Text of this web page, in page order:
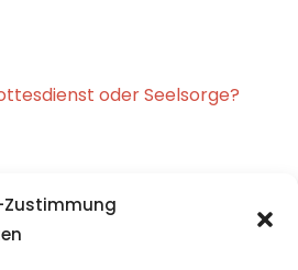
Zustimmung
oder Seelsorge?
in der Messe hin?